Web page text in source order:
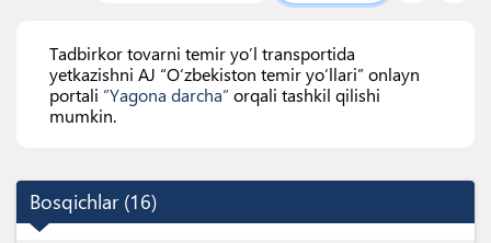
Tadbirkor tovarni temir yo’l transportida
yetkazishni AJ “O‘zbekiston temir yo‘llari” onlayn
portali ”Yagona darcha” orqali tashkil qilishi
mumkin.
Bosqichlar (16)